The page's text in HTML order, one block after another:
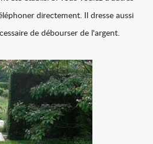
directement. Il dresse aussi
de débourser de l'argent.